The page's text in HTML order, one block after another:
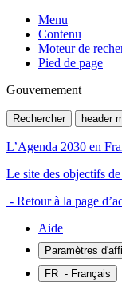
Menu
Contenu
Moteur de
Pied de page
Gouvernement
Rechercher header
L’Agenda 2030 en
Le site des objectifs
- Retour à la page
Aide
Paramètres
FR - Français